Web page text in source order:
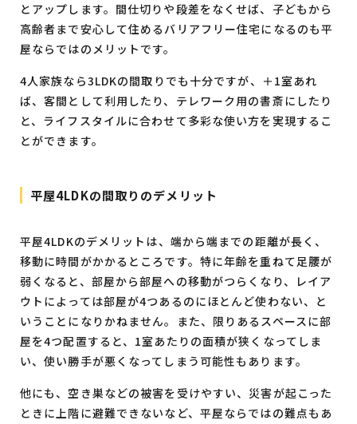
とアップします。間仕切りや段差をなくせば、子どもから
高齢者まで安心して住めるバリアフリー住宅になるのも平
屋ならではのメリットです。
4人家族なら3LDKの間取りでも十分ですが、＋1室あれ
ば、客間として利用したり、テレワーク用の書斎にしたり
と、ライフスタイルに合わせて多彩な使い方を実現するこ
とができます。
平屋4LDKの間取りのデメリット
平屋4LDKのデメリットは、端から端までの距離が長く、
移動に時間がかかるところです。特に年齢を重ねて足腰が
弱くなると、部屋から部屋への移動がつらくなり、レイア
ウトによっては部屋が4つあるのにほとんど使わない、と
いうことになりかねません。また、限りあるスペースに部
屋を4つ配置すると、1室あたりの面積が狭くなってしま
い、使い勝手が悪くなってしまう可能性もあります。
他にも、空き巣などの被害を受けやすい、災害が起こった
ときに上階に避難できないなど、平屋ならではの難点もあ